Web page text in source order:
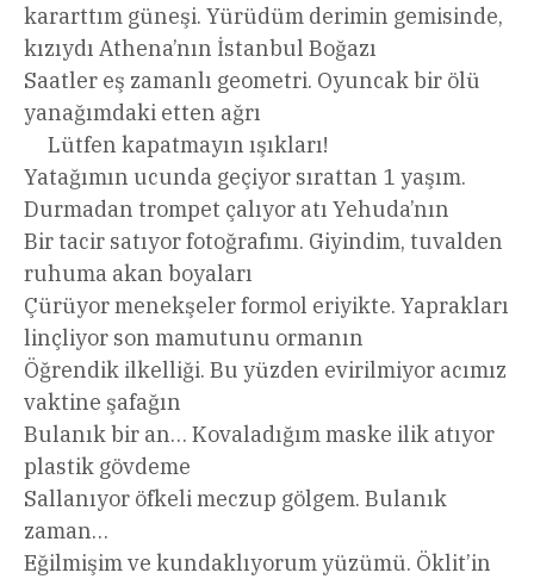
kararttım güneşi. Yürüdüm derimin gemisinde,
kızıydı Athena’nın İstanbul Boğazı
Saatler eş zamanlı geometri. Oyuncak bir ölü
yanağımdaki etten ağrı
Lütfen kapatmayın ışıkları!
Yatağımın ucunda geçiyor sırattan 1 yaşım.
Durmadan trompet çalıyor atı Yehuda’nın
Bir tacir satıyor fotoğrafımı. Giyindim, tuvalden
ruhuma akan boyaları
Çürüyor menekşeler formol eriyikte. Yaprakları
linçliyor son mamutunu ormanın
Öğrendik ilkelliği. Bu yüzden evirilmiyor acımız
vaktine şafağın
Bulanık bir an… Kovaladığım maske ilik atıyor
plastik gövdeme
Sallanıyor öfkeli meczup gölgem. Bulanık
zaman…
Eğilmişim ve kundaklıyorum yüzümü. Öklit’in